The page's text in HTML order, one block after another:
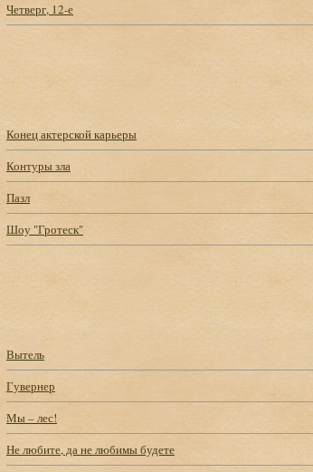
Четверг, 12-е
Конец актерской карьеры
Контуры зла
Пазл
Шоу "Гротеск"
Вытель
Гувернер
Мы – лес!
Не любите, да не любимы будете